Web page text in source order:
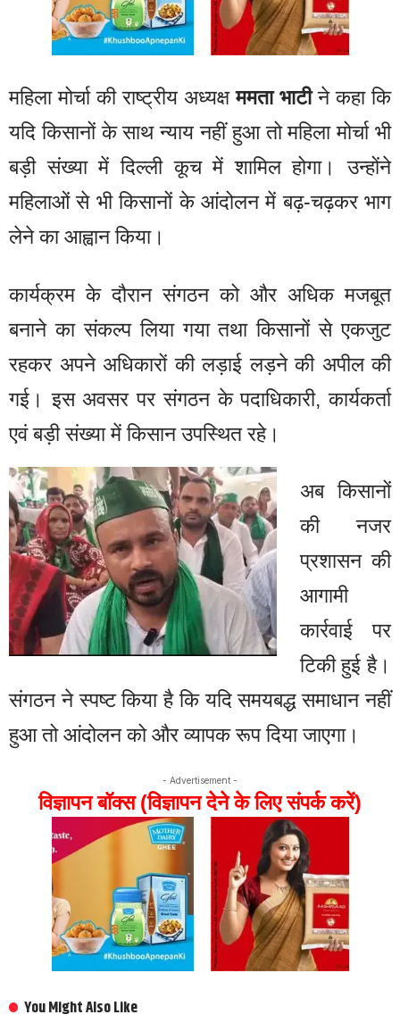
महिला मोर्चा की राष्ट्रीय अध्यक्षममता भाटीने कहा कि
यदि किसानों के साथ न्याय नहीं हुआ तो महिला मोर्चा भी
बड़ी संख्या में दिल्ली कूच में शामिल होगा। उन्होंने
महिलाओं से भी किसानों के आंदोलन में बढ़-चढ़कर भाग
लेने का आह्वान किया।
कार्यक्रम के दौरान संगठन को और अधिक मजबूत
बनाने का संकल्प लिया गया तथा किसानों से एकजुट
रहकर अपने अधिकारों की लड़ाई लड़ने की अपील की
गई। इस अवसर पर संगठन के पदाधिकारी, कार्यकर्ता
एवं बड़ी संख्या में किसान उपस्थित रहे।
अब किसानों
की नजर
प्रशासन की
आगामी
कार्रवाई पर
टिकी हुई है।
संगठन ने स्पष्ट किया है कि यदि समयबद्ध समाधान नहीं
हुआ तो आंदोलन को और व्यापक रूप दिया जाएगा।
- Advertisement -
विज्ञापन बॉक्स (विज्ञापन देने के लिए संपर्क करें)
You Might Also Like